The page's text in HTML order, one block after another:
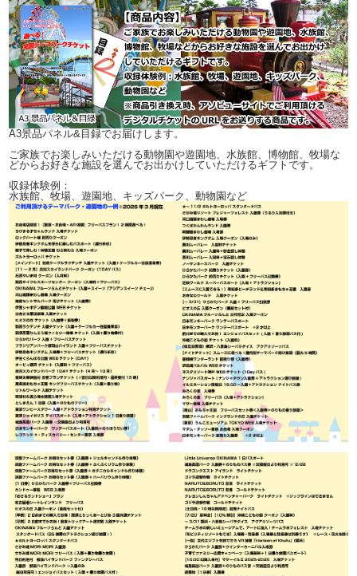
A3景品パネル&目録でお届けします。
ご家族でお楽しみいただける動物園や遊園地、水族館、博物館、牧場な
どからお好きな施設を選んでお出かけしていただけるギフトです。
収録体験例：
水族館、牧場、遊園地、キッズパーク、動物園など